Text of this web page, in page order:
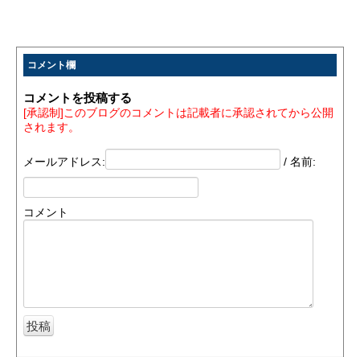
コメント欄
コメントを投稿する
[承認制]このブログのコメントは記載者に承認されてから公開
されます。
メールアドレス: / 名前:
コメント